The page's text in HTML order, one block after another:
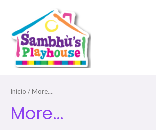
contenido
Inicio / More...
More...